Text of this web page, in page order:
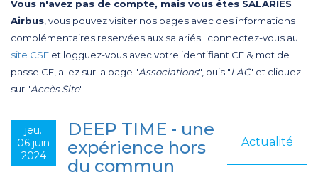
Vous n'avez pas de compte, mais vous êtes SALARIES
Airbus , vous pouvez visiter nos pages avec des informations
complémentaires reservées aux salariés ; connectez-vous au
site CSE et logguez-vous avec votre identifiant CE & mot de
passe CE, allez sur la page "Associations", puis "LAC" et cliquez
sur "Accès Site"
jeu.
06 juin
2024
Actualité
DEEP TIME - une
expérience hors
du commun